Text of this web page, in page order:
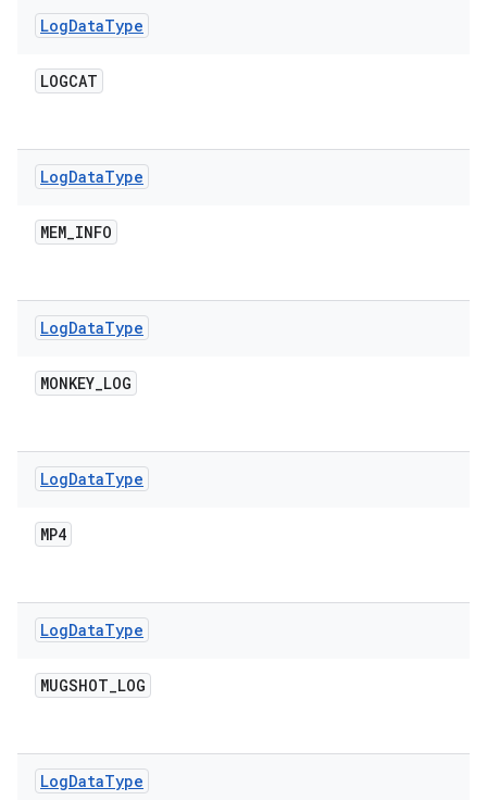
LogDataType
LOGCAT
LogDataType
MEM_INFO
LogDataType
MONKEY_LOG
LogDataType
MP4
LogDataType
MUGSHOT_LOG
LogDataType